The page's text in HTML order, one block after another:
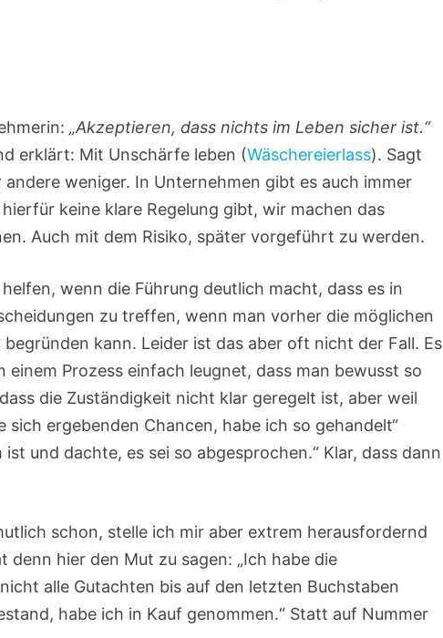
„Akzeptieren, dass nichts im Leben sicher ist.“
erklärt: Mit Unschärfe leben (Wäschereierlass). Sagt
weniger. In Unternehmen gibt es auch immer
keine klare Regelung gibt, wir machen das
Auch mit dem Risiko, später vorgeführt zu werden.
wenn die Führung deutlich macht, dass es in
zu treffen, wenn man vorher die möglichen
kann. Leider ist das aber oft nicht der Fall. Es
Prozess einfach leugnet, dass man bewusst so
die Zuständigkeit nicht klar geregelt ist, aber weil
ergebenden Chancen, habe ich so gehandelt“
und dachte, es sei so abgesprochen.“ Klar, dass dann
schon, stelle ich mir aber extrem herausfordernd
hier den Mut zu sagen: „Ich habe die
alle Gutachten bis auf den letzten Buchstaben
habe ich in Kauf genommen.“ Statt auf Nummer